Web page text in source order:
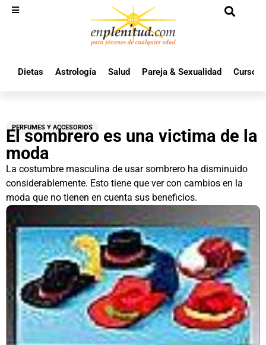
Dietas Astrología Salud Pareja & Sexualidad Cursos
PERFUMES Y ACCESORIOS
El sombrero es una victima de la
moda
La costumbre masculina de usar sombrero ha disminuido
considerablemente. Esto tiene que ver con cambios en la
moda que no tienen en cuenta sus beneficios.